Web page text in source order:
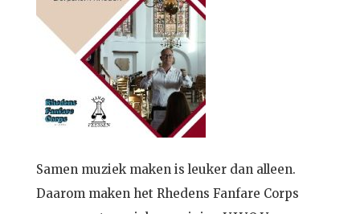
Samen muziek maken is leuker dan alleen.
Daarom maken het Rhedens Fanfare Corps